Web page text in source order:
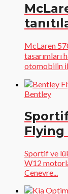
McLaren
tasarımları
otomobilin
Bentley
Flying
Sportif ve
W12
Cenevre...